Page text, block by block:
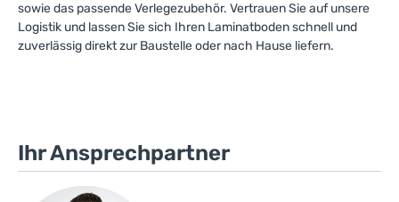
sowie das passende Verlegezubehör. Vertrauen Sie auf unsere
Logistik und lassen Sie sich Ihren Laminatboden schnell und
zuverlässig direkt zur Baustelle oder nach Hause liefern.
Ihr Ansprechpartner